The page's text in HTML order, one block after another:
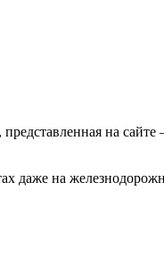
на сайте
даже на